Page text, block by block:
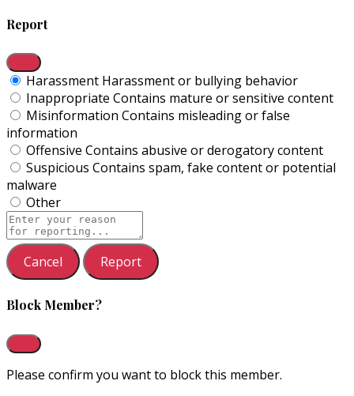
Report
Harassment Harassment or bullying behavior
Inappropriate Contains mature or sensitive content
Misinformation Contains misleading or false
information
Offensive Contains abusive or derogatory content
Suspicious Contains spam, fake content or potential
malware
Other
Report
note
Report
Block Member?
Please confirm you want to block this member.